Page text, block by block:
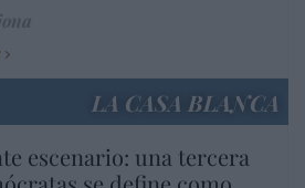
LA CASA BLANCA
escenario: una tercera